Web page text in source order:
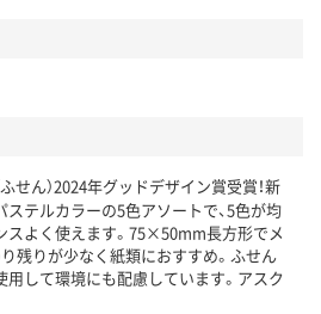
です。下記商品詳細「
細／加点項目
」で確認できます。
せん）2024年グッドデザイン賞受賞！新
テルカラーの5色アソートで、5色が均
スよく使えます。75×50mm長方形でメ
残りが少なく紙類におすすめ。ふせん
して環境にも配慮しています。アスク